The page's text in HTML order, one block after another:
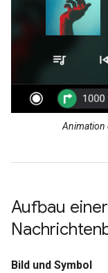
Animation
Aufbau einer
Bild und Symbol